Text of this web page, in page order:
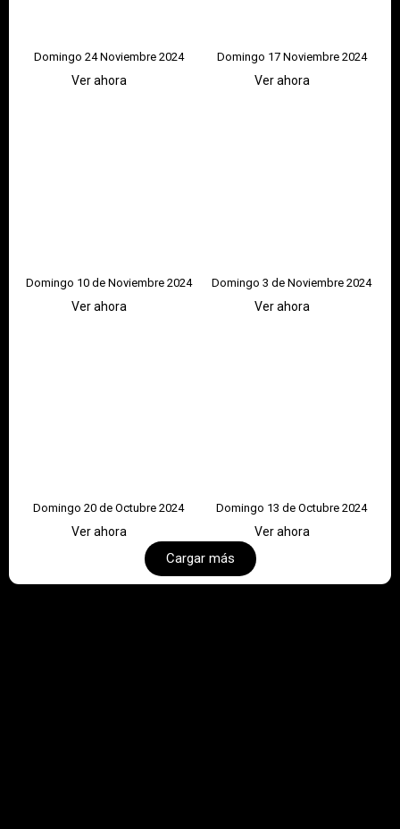
Domingo 24 Noviembre 2024
Ver ahora
Domingo 17 Noviembre 2024
Ver ahora
Domingo 10 de Noviembre 2024
Ver ahora
Domingo 3 de Noviembre 2024
Ver ahora
Domingo 20 de Octubre 2024
Ver ahora
Domingo 13 de Octubre 2024
Ver ahora
Cargar más